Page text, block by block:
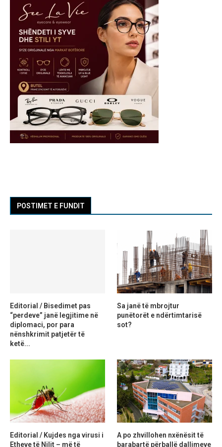
POSTIMET E FUNDIT
Editorial / Bisedimet pas
“perdeve” janë legjitime në
diplomaci, por para
nënshkrimit patjetër të
ketë...
Sa janë të mbrojtur
punëtorët e ndërtimtarisë
sot?
Editorial / Kujdes nga virusi i
Etheve të Nilit – më të
A po zhvillohen nxënësit të
barabartë përballë dallimeve